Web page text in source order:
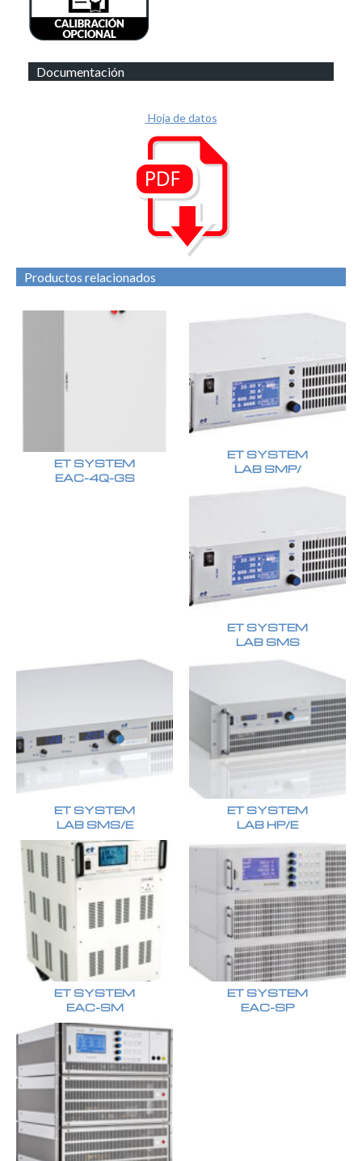
Documentación
Hoja de datos
Productos relacionados
ET SYSTEM
EAC-4Q-GS
ET SYSTEM
LAB SMP/
ET SYSTEM
LAB SMS
ET SYSTEM
LAB SMS/E
ET SYSTEM
LAB HP/E
ET SYSTEM
EAC-SM
ET SYSTEM
EAC-SP